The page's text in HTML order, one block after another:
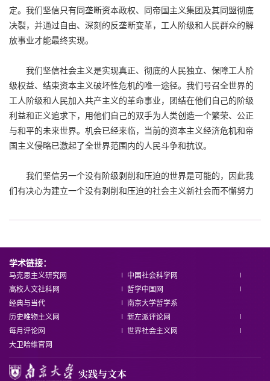
定。我们坚信只有同垄断资本政权、同帝国主义集团及其同盟彻底
决裂，并通过自由、深刻的反垄断变革，工人阶级和人民群众的解
放事业才能最终实现。
我们坚信社会主义是实现真正、彻底的人民独立、保障工人阶
级权益、结束资本主义破坏性危机的唯一途径。我们号召全世界的
工人阶级和人民加入共产主义的革命事业，团结在他们自己的阶级
利益和正义追求下，用他们自己的双手为人类创造一个繁荣、公正
与和平的未来世界。机会已经来临，当前的资本主义经济危机和帝
国主义侵略已激起了全世界范围内的人民斗争和抗议。
我们坚信另一个没有阶级剥削和压迫的世界是可能的，因此我
们有决心为建立一个没有剥削和压迫的社会主义新社会而不懈努力
学术链接：
马克思主义研究网
中国社会科学网
高校人文社科网
哲学中国网
经典与当代
南京大学哲学系
历史唯物主义网
新左派评论网
每月评论网
世界社会主义网
大卫哈维官网